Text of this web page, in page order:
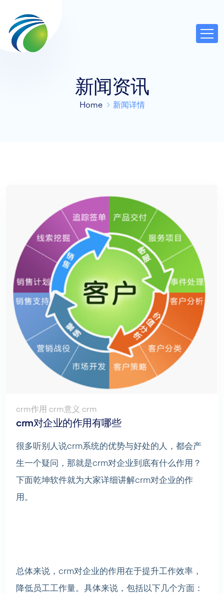
新闻资讯
Home 新闻详情
crm作用 crm意义 crm
crm对企业的作用有哪些
很多听别人说crm系统的优势与好处的人，都会产
生一个疑问，那就是crm对企业到底有什么作用？
下面乾坤软件就为大家详细讲解crm对企业的作
用。
总体来说，crm对企业的作用在于提升工作效率，
降低员工工作量。具体来说，包括以下几个方面：